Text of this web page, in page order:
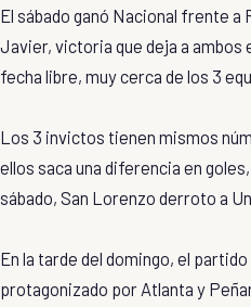
El sábado ganó Nacional frente a
Javier, victoria que deja a ambos
fecha libre, muy cerca de los 3
Los 3 invictos tienen mismos
ellos saca una diferencia en
sábado, San Lorenzo derroto a
En la tarde del domingo, el
protagonizado por Atlanta y